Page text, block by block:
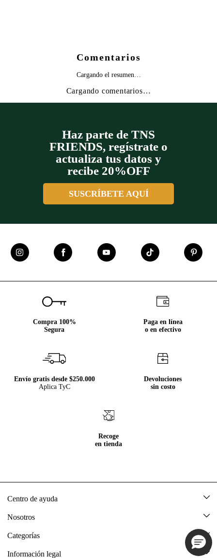
Comentarios
Cargando el resumen…
Cargando comentarios…
Haz parte de TNS
FRIENDS, regístrate o
actualiza tus datos y
recibe 20%OFF
SUSCRÍBETE AQUÍ
Compra 100%
Segura
Paga en línea
o en efectivo
Envío gratis desde $250.000
Aplica TyC
Devoluciones
sin costo
Recoge
en tienda
Centro de ayuda
Mis pedidos
Nosotros
Acerca de Tennis
Categorías
Nuevo
Información legal